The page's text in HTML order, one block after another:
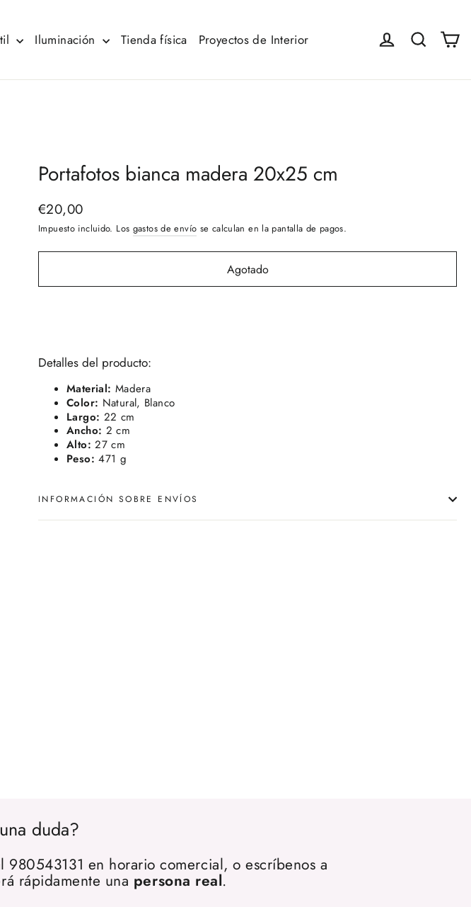
Iluminación Tienda física Proyectos de Interior Iniciar sesión
Buscar
Portafotos bianca madera 20x25 cm
Precio
habitual
€20,00
Impuesto incluido. Los gastos de envío se calculan en la pantalla de pagos.
Agotado
Detalles del producto:
Material: Madera
Color: Natural, Blanco
Largo: 22 cm
Ancho: 2 cm
Alto: 27 cm
Peso: 471 g
INFORMACIÓN SOBRE ENVÍOS
duda?
en horario comercial, o escríbenos a
rápidamente una persona real.